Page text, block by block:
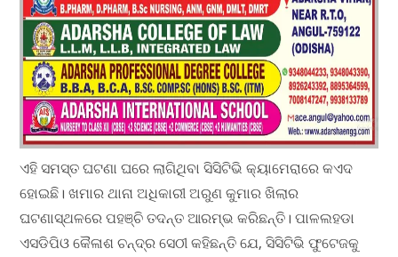
ଏହି ସମସ୍ତ ଘଟଣା ଘରେ ଲାଗିଥିବା ସିସିଟିଭି କ୍ୟାମେରାରେ କଏଦ
ହୋଇଛି। ଖମାର ଥାନା ଅଧିକାରୀ ଅରୁଣ କୁମାର ଖିଲାର
ଘଟଣାସ୍ଥଳରେ ପହଞ୍ଚି ତଦନ୍ତ ଆରମ୍ଭ କରିଛନ୍ତି। ପାଳଲହଡା
ଏସଡିପିଓ କୈଳାଶ ଚନ୍ଦ୍ର ସେଠୀ କହିଛନ୍ତି ଯେ, ସିସିଟିଭି ଫୁଟେଜକୁ